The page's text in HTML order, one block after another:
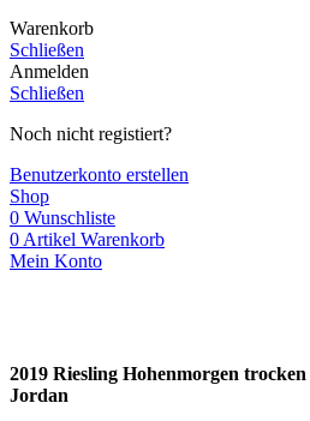
Warenkorb
Schließen
Anmelden
Schließen
Noch nicht registiert?
Benutzerkonto erstellen
Shop
0 Wunschliste
0Artikel Warenkorb
Mein Konto
2019 Riesling Hohenmorgen
Jordan